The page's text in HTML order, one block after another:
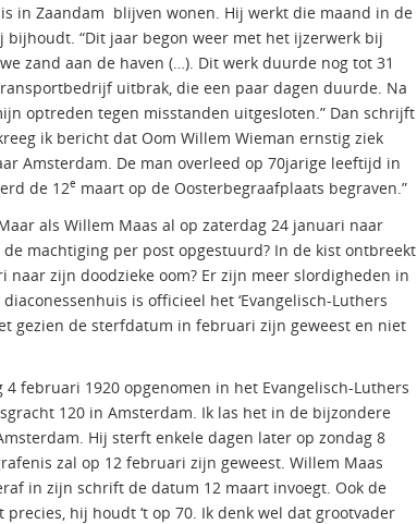
in Zaandam blijven wonen. Hij werkt die maand in de
“Dit jaar begon weer met het ijzerwerk bij
zand aan de haven (…). Dit werk duurde nog tot 31
uitbrak, die een paar dagen duurde. Na
optreden tegen misstanden uitgesloten.” Dan schrijft
ik bericht dat Oom Willem Wieman ernstig ziek
Amsterdam. De man overleed op 70jarige leeftijd in
de 12e maart op de Oosterbegraafplaats begraven.”
als Willem Maas al op zaterdag 24 januari naar
machtiging per post opgestuurd? In de kist ontbreekt
naar zijn doodzieke oom? Er zijn meer slordigheden in
is officieel het ‘Evangelisch-Luthers
gezien de sterfdatum in februari zijn geweest en niet
februari 1920 opgenomen in het Evangelisch-Luthers
120 in Amsterdam. Ik las het in de bijzondere
Hij sterft enkele dagen later op zondag 8
zal op 12 februari zijn geweest. Willem Maas
in zijn schrift de datum 12 maart invoegt. Ook de
hij houdt ‘t op 70. Ik denk wel dat grootvader